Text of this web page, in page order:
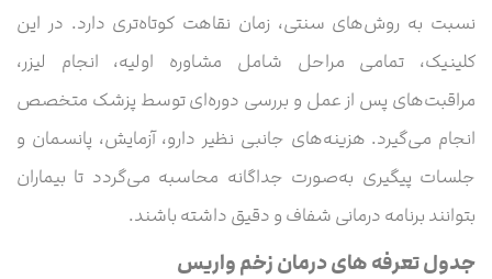
نسبت به روش‌های سنتی، زمان نقاهت کوتاه‌تری دارد. در این
کلینیک، تمامی مراحل شامل مشاوره اولیه، انجام لیزر،
مراقبت‌های پس از عمل و بررسی دوره‌ای توسط پزشک متخصص
انجام می‌گیرد. هزینه‌های جانبی نظیر دارو، آزمایش، پانسمان و
جلسات پیگیری به‌صورت جداگانه محاسبه می‌گردد تا بیماران
بتوانند برنامه درمانی شفاف و دقیق داشته باشند.
جدول تعرفه های درمان زخم واریس